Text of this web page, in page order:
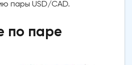
пары USD/CAD.
по паре